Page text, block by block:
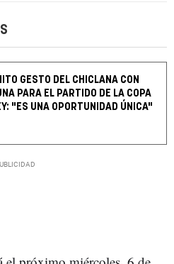
GESTO DEL CHICLANA CON
PARA EL PARTIDO DE LA COPA
"ES UNA OPORTUNIDAD ÚNICA"